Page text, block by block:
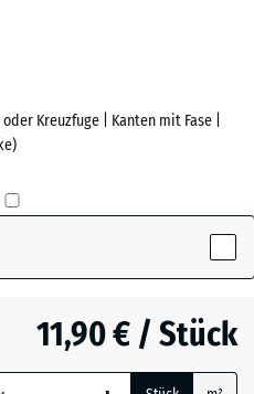
Kreuzfuge | Kanten mit Fase |
11,90 € / Stück